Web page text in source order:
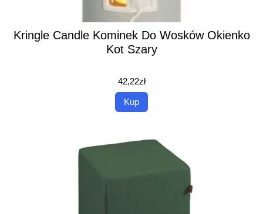
Kringle Candle Kominek Do Wosków Okienko
Kot Szary
42,22zł
Kup